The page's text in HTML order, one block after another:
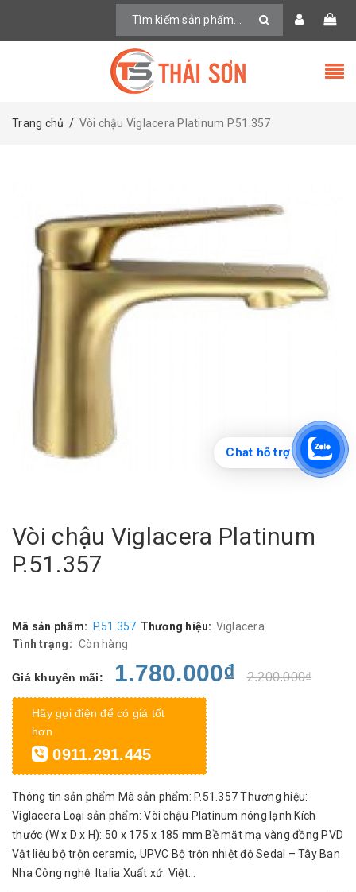
Trang chủ / Vòi chậu Viglacera Platinum P.51.357
Vòi chậu Viglacera Platinum
P.51.357
Mã sản phẩm: P.51.357 Thương hiệu: Viglacera
Tình trạng: Còn hàng
Giá khuyến mãi: 1.780.000₫ 2.200.000₫
Hãy gọi điện để có giá tốt
hơn
0911.291.445
Thông tin sản phẩm Mã sản phẩm: P.51.357 Thương hiệu:
Viglacera Loại sản phẩm: Vòi chậu Platinum nóng lạnh Kích
thước (W x D x H): 50 x 175 x 185 mm Bề mặt mạ vàng đồng PVD
Vật liệu bộ trộn ceramic, UPVC Bộ trộn nhiệt độ Sedal – Tây Ban
Nha Công nghệ: Italia Xuất xứ: Việt...
Chat hỗ trợ